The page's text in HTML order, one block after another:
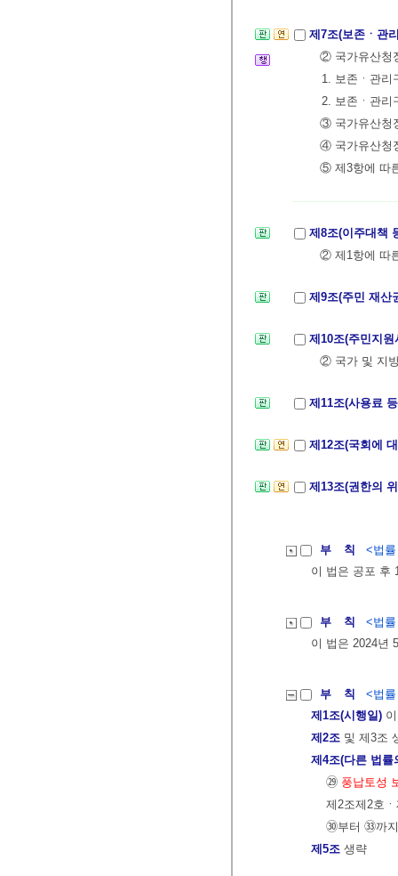
제7조(보존ㆍ관
② 국가유산청
1. 보존ㆍ관리
2. 보존ㆍ관리
③ 국가유산청
④ 국가유산청
⑤ 제3항에 따
제8조(이주대책
② 제1항에 따
제9조(주민 재산
제10조(주민지
② 국가 및 지
제11조(사용료
제12조(국회에
제13조(권한의
부 칙
<법
이 법은 공포 후
부 칙
<법
이 법은 2024년
부 칙
<법
제1조(시행일)
제2조 및 제3조
제4조(다른 법률
㉙ 풍납토성
제2조제2호
㉚부터 ㉝까
제5조 생략